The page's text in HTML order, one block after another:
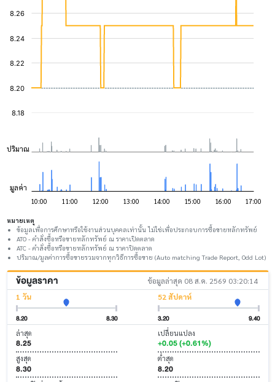
หมายเหตุ
ข้อมูลเพื่อการศึกษาหรือใช้งานส่วนบุคคลเท่านั้น ไม่ใช่เพื่อประกอบการซื้อขายหลักทรัพย์
ATO - คำสั่งซื้อหรือขายหลักทรัพย์ ณ ราคาเปิดตลาด
ATC - คำสั่งซื้อหรือขายหลักทรัพย์ ณ ราคาปิดตลาด
ปริมาณ/มูลค่าการซื้อขายรวมจากทุกวิธีการซื้อขาย (Auto matching Trade Report, Odd Lot)
ข้อมูลราคา
ข้อมูลล่าสุด 08 ส.ค. 2569 03:20:14
1 วัน
8.20 8.30
52 สัปดาห์
3.20 9.40
ล่าสุด
8.25
เปลี่ยนแปลง
+0.05 (+0.61%)
สูงสุด
8.30
ต่ำสุด
8.20